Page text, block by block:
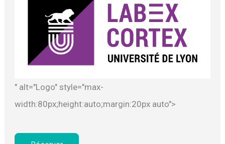
" alt="Logo" style="max-
width:80px;height:auto;margin:20px auto">